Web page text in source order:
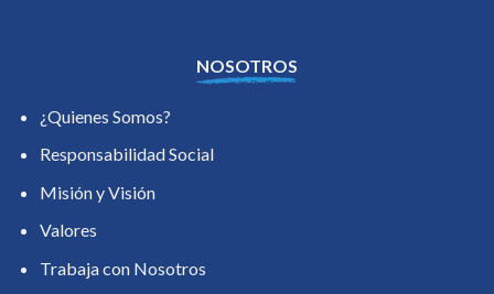
NOSOTROS
¿Quienes Somos?
Responsabilidad Social
Misión y Visión
Valores
Trabaja con Nosotros